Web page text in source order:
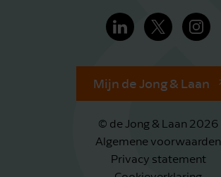
Mijn de Jong & Laan
© de Jong & Laan 2026
Algemene voorwaarden
Privacy statement